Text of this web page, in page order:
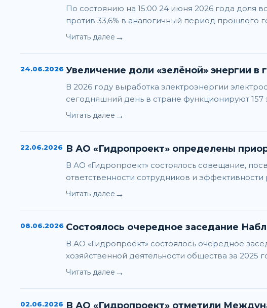
По состоянию на 15:00 24 июня 2026 года доля
против 33,6% в аналогичный период прошлого
Читать далее →
24.06.2026 Увеличение доли «зелёной» энергии в
В 2026 году выработка электроэнергии
сегодняшний день в стране функционируют
Читать далее →
22.06.2026 В АО «Гидропроект» определены
В АО «Гидропроект» состоялось совещание,
ответственности сотрудников и
Читать далее →
08.06.2026 Состоялось очередное заседание
В АО «Гидропроект» состоялось очередное
хозяйственной деятельности общества за 2025
Читать далее →
02.06.2026 В АО «Гидропроект» отметили